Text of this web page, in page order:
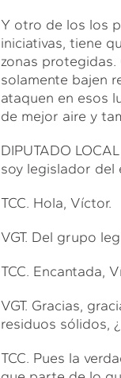
Y otro de los los
iniciativas, tiene
zonas
solamente bajen
ataquen en esos
de mejor aire y
DIPUTADO
soy legislador del
TCC. Hola, Víctor.
VGT. Del grupo
TCC. Encantada,
VGT. Gracias,
residuos sólidos,
TCC. Pues la